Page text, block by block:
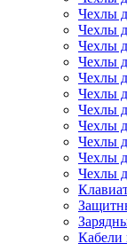
Чехлы
Чехлы
Чехлы
Чехлы
Чехлы
Чехлы
Чехлы
Чехлы
Чехлы
Чехлы
Чехлы
Кабели